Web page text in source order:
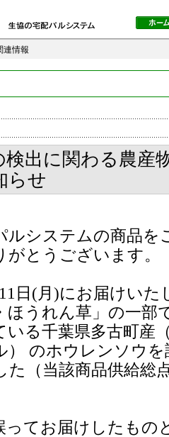
連情報
検出に関わる農産
らせ
システムの商品を
とうございます。
日(月)にお届けいた
ほうれん草」の一部
いる千葉県多古町産
） のホウレンソウ
た（当該商品供給総
てお届けしたもの